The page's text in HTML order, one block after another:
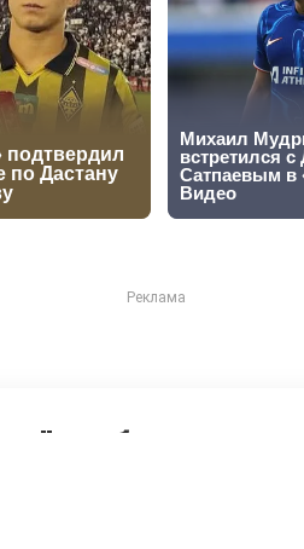
забил, но